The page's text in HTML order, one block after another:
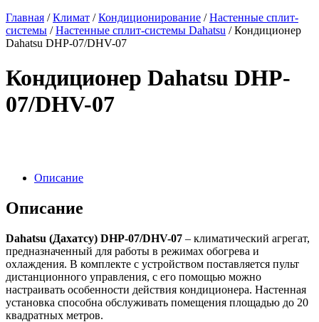
Главная /Климат /Кондиционирование /Настенные сплит-
системы /Настенные сплит-системы Dahatsu / Кондиционер
Dahatsu DHP-07/DHV-07
Кондиционер Dahatsu DHP-
07/DHV-07
Описание
Описание
Dahatsu (Дахатсу) DHP-07/DHV-07 – климатический агрегат,
предназначенный для работы в режимах обогрева и
охлаждения. В комплекте с устройством поставляется пульт
дистанционного управления, с его помощью можно
настраивать особенности действия кондиционера. Настенная
установка способна обслуживать помещения площадью до 20
квадратных метров.